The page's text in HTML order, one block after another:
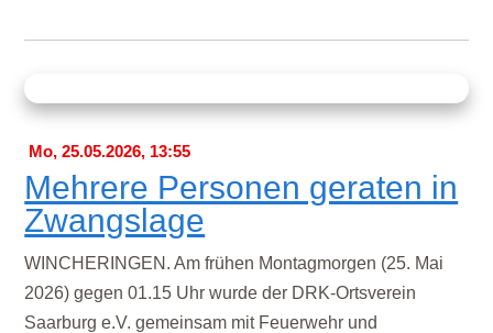
Mo, 25.05.2026, 13:55
Mehrere Personen geraten in
Zwangslage
WINCHERINGEN. Am frühen Montagmorgen (25. Mai
2026) gegen 01.15 Uhr wurde der DRK-Ortsverein
Saarburg e.V. gemeinsam mit Feuerwehr und